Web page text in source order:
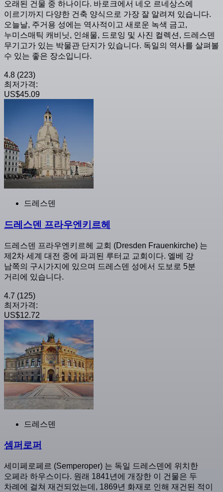
오래된 건물 중 하나이다. 바로크에서 네오 르네상스에
이르기까지 다양한 건축 양식으로 가장 잘 알려져 있습니다.
오늘날, 주거용 성에는 역사적이고 새로운 녹색 금고,
누미스매틱 캐비닛, 인쇄물, 드로잉 및 사진 컬렉션, 드레스덴
무기고가 있는 박물관 단지가 있습니다. 독일의 역사를 살펴볼
수 있는 좋은 장소입니다.
4.8 (223)
최저가격:
US$45.09
드레스덴
드레스덴 프라우엔키르헤
드레스덴 프라우엔키르헤 교회 (Dresden Frauenkirche) 는
제2차 세계 대전 중에 파괴된 루터교 교회이다. 엘베 강
남쪽의 구시가지에 있으며 드레스덴 성에서 도보로 5분
거리에 있습니다.
4.7 (125)
최저가격:
US$12.72
드레스덴
셈퍼로퍼
세미페로페르 (Semperoper) 는 독일 드레스덴에 위치한
오페라 하우스이다. 원래 1841년에 개장한 이 건물은 두
차례에 걸쳐 재건되었는데, 1869년 화재로 인해 재건된 적이